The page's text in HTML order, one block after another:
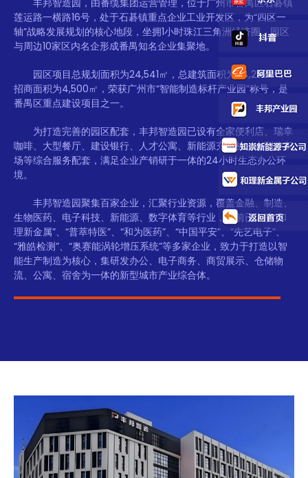
莲运路一横路16号，处于石碁镇重点企业工业开发区，为“四区一
轴”战略发展规划的核心地段，坐拥1小时珠江三角洲经济圈，园区
与周边10家区内名企形成番禺知名企业集聚地。
园区项目总规划面积为24,541㎡，总建筑面积为74,252㎡，
招商面积为4,500㎡，荣获广州市“智能制造标杆产业园”称号，是
番禺区重点建设项目之一。
为打造完善的园区配套，丰邦智造园已设有全家便利店、瑞幸
咖啡、大型餐厅、建设银行、人才公寓、新能源充电桩、大型停车
场等综合服务配套，满足企业产销研于一体的24小时生态办公环
境。
丰邦智造园聚集百家企业，汇聚行业资源，覆盖金融、制造、
生物医药、电子科技、新能源、数字体育等行业，目前已入驻“和
理新金属”、“普萃特医”、“和为医药”、“中国平安”、“先艺电子”、
“雅皓检测”、“奥赛能涡轮增压系统”等多家企业，致力于打造以智
能生产制造为核心，集研发办公、电子商务、商贸展示、仓储物
流、公寓、宿舍为一体的新型城市产业综合体。